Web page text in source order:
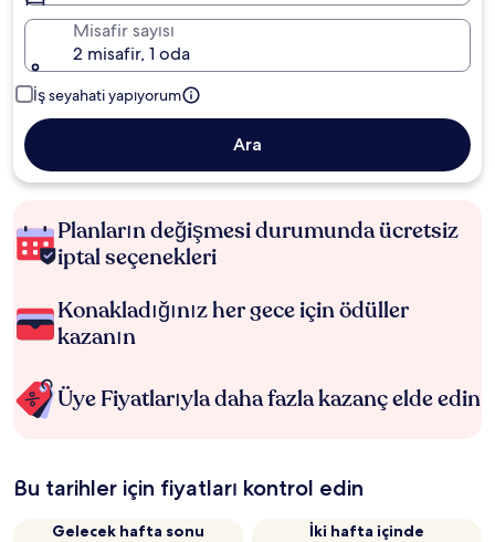
Misafir sayısı
2 misafir, 1 oda
İş seyahati yapıyorum
Ara
Planların değişmesi durumunda ücretsiz
iptal seçenekleri
Konakladığınız her gece için ödüller
kazanın
Üye Fiyatlarıyla daha fazla kazanç elde edin
Bu tarihler için fiyatları kontrol edin
Gelecek hafta sonu
İki hafta içinde